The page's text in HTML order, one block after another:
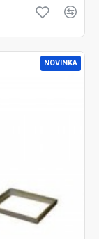
NOVINKA